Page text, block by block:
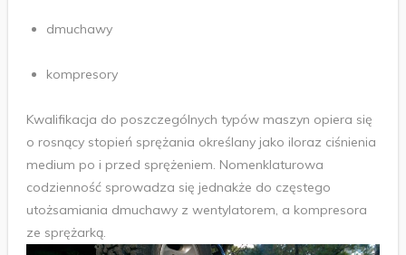
dmuchawy
kompresory
Kwalifikacja do poszczególnych typów maszyn opiera się
o rosnący stopień sprężania określany jako iloraz ciśnienia
medium po i przed sprężeniem. Nomenklaturowa
codzienność sprowadza się jednakże do częstego
utożsamiania dmuchawy z wentylatorem, a kompresora
ze sprężarką.